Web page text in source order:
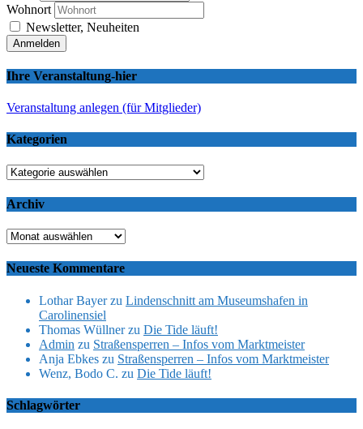
Wohnort
Newsletter, Neuheiten
Ihre Veranstaltung-hier
Veranstaltung anlegen (für Mitglieder)
Kategorien
Kategorien
Archiv
Archiv
Neueste Kommentare
Lothar Bayerzu Lindenschnitt am Museumshafen in
Carolinensiel
Thomas Wüllnerzu Die Tide läuft!
Admin zu Straßensperren – Infos vom Marktmeister
Anja Ebkes zu Straßensperren – Infos vom Marktmeister
Wenz, Bodo C. zu Die Tide läuft!
Schlagwörter